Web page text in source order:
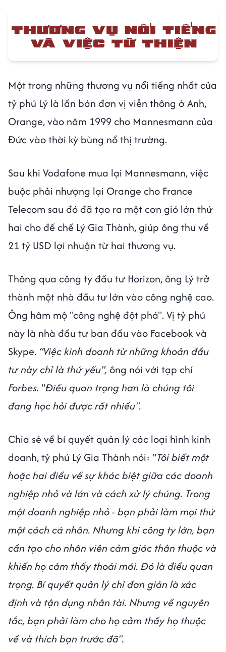
Một trong những thương vụ nổi tiếng nhất của
tỷ phú Lý là lần bán đơn vị viễn thông ở Anh,
Orange, vào năm 1999 cho Mannesmann của
Đức vào thời kỳ bùng nổ thị trường.
Sau khi Vodafone mua lại Mannesmann, việc
buộc phải nhượng lại Orange cho France
Telecom sau đó đã tạo ra một cơn gió lớn thứ
hai cho đế chế Lý Gia Thành, giúp ông thu về
21 tỷ USD lợi nhuận từ hai thương vụ.
Thông qua công ty đầu tư Horizon, ông Lý trở
thành một nhà đầu tư lớn vào công nghệ cao.
Ông hâm mộ "công nghệ đột phá". Vị tỷ phú
này là nhà đầu tư ban đầu vào Facebook và
Skype. “Việc kinh doanh từ những khoản đầu
tư này chỉ là thứ yếu", ông nói với tạp chí
Forbes. "Điều quan trọng hơn là chúng tôi
đang học hỏi được rất nhiều".
Chia sẻ về bí quyết quản lý các loại hình kinh
doanh, tỷ phú Lý Gia Thành nói: "Tôi biết một
hoặc hai điều về sự khác biệt giữa các doanh
nghiệp nhỏ và lớn và cách xử lý chúng. Trong
một doanh nghiệp nhỏ - bạn phải làm mọi thứ
một cách cá nhân. Nhưng khi công ty lớn, bạn
cần tạo cho nhân viên cảm giác thân thuộc và
khiến họ cảm thấy thoải mái. Đó là điều quan
trọng. Bí quyết quản lý chỉ đơn giản là xác
định và tận dụng nhân tài. Nhưng về nguyên
tắc, bạn phải làm cho họ cảm thấy họ thuộc
về và thích bạn trước đã".